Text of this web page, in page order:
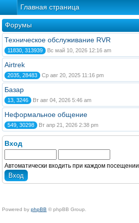
Главная страница
Форумы
Техническое обслуживание RVR
11830, 313939 Вс май 10, 2026 12:16 am
Airtrek
2035, 28483 Ср авг 20, 2025 11:16 pm
Базар
13, 3246 Вт авг 04, 2026 5:46 am
Неформальное общение
549, 30298 Вт апр 21, 2026 2:38 pm
Вход
Автоматически входить при каждом посещении
Powered by phpBB © phpBB Group.